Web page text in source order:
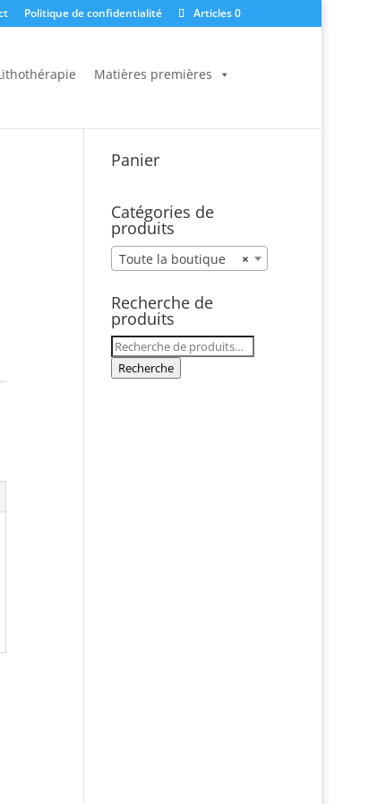
Politique de confidentialité Articles 0
Matières premières
Panier
Catégories de
produits
×
Toute la boutique
Recherche de
produits
Recherche
pour :
Recherche